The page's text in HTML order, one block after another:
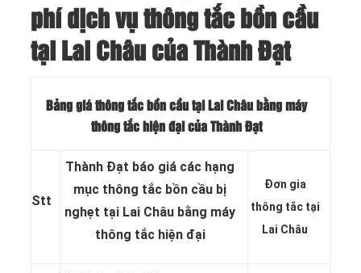
phí dịch vụ thông tắc bồn cầu
tại Lai Châu của Thành Đạt
Bảng giá thông tắc bồn cầu tại Lai Châu bằng máy
thông tắc hiện đại của Thành Đạt
Stt
Thành Đạt báo giá các hạng
mục thông tắc bồn cầu bị
nghẹt tại Lai Châu bằng máy
thông tắc hiện đại
Đơn gia
thông tắc tại
Lai Châu